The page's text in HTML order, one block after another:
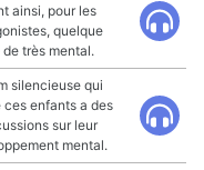
ainsi, pour les
quelque
très mental.
silencieuse qui
ces enfants a des
sur leur
mental.